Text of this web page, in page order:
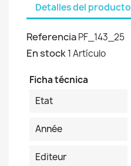
Detalles del producto
ReferenciaPF_143_25
En stock1 Artículo
Ficha técnica
Etat
Année
Editeur